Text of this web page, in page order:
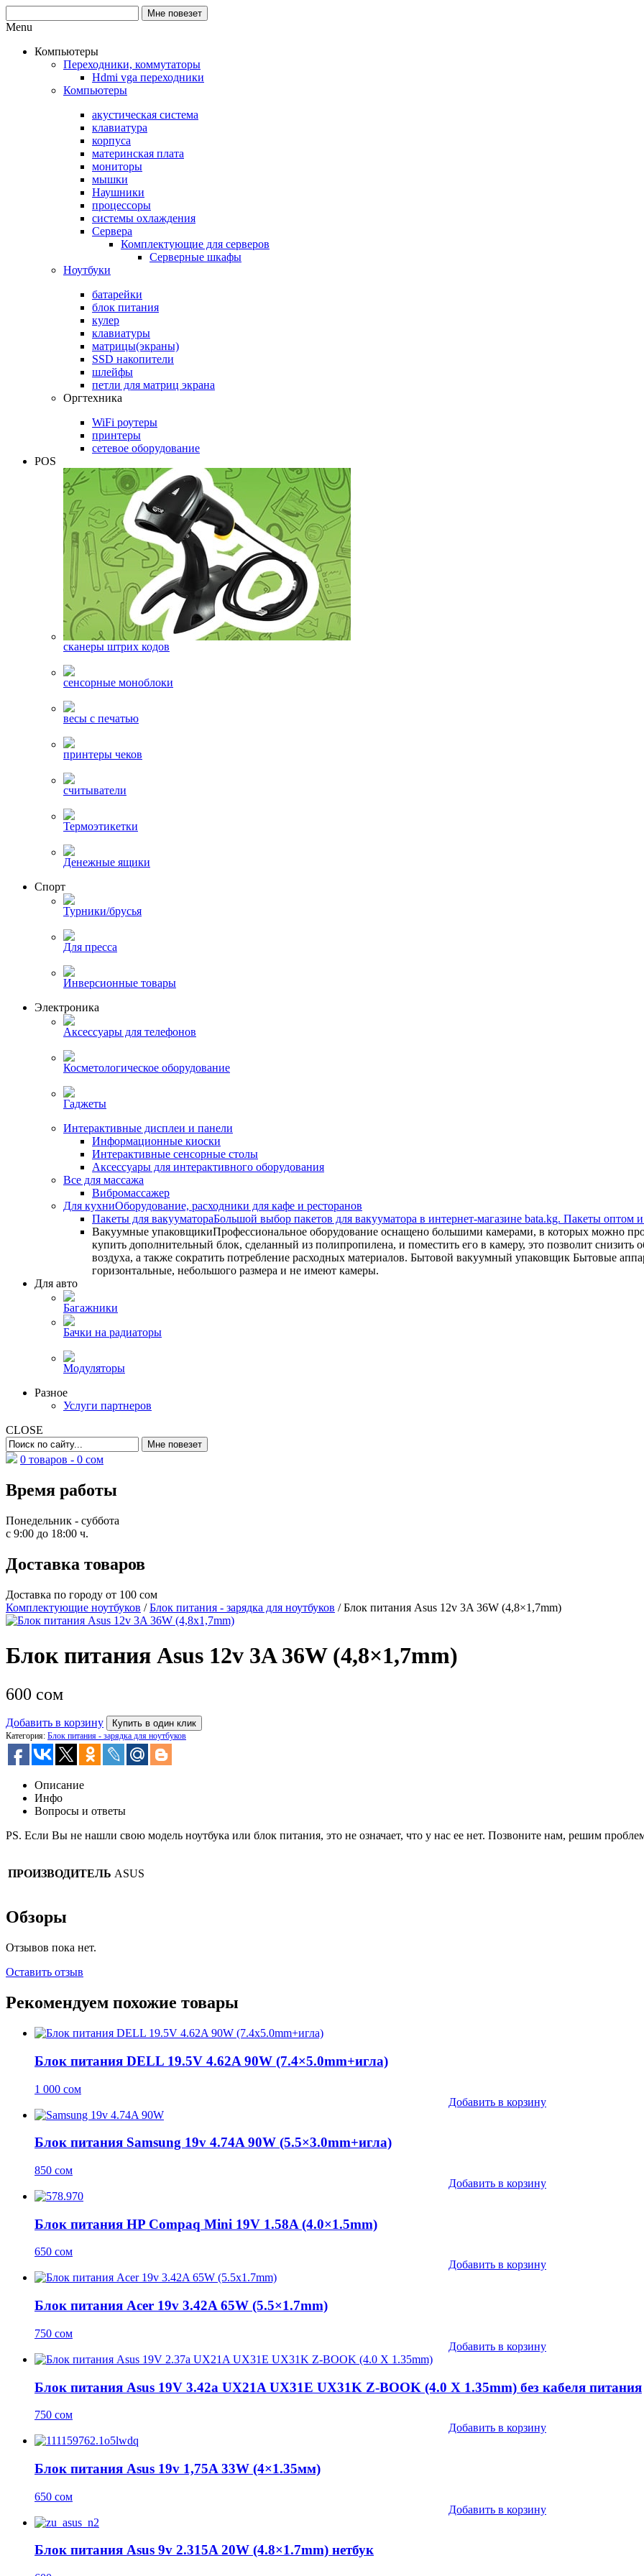
Menu
Компьютеры
Переходники, коммутаторы
Hdmi vga переходники
Компьютеры
акустическая система
клавиатура
корпуса
материнская плата
мониторы
мышки
Наушники
процессоры
системы охлаждения
Сервера
Комплектующие для серверов
Серверные шкафы
Ноутбуки
батарейки
блок питания
кулер
клавиатуры
матрицы(экраны)
SSD накопители
шлейфы
петли для матриц экрана
Оргтехника
WiFi роутеры
принтеры
сетевое оборудование
POS
сканеры штрих кодов
сенсорные моноблоки
весы с печатью
принтеры чеков
считыватели
Термоэтикетки
Денежные ящики
Спорт
Турники/брусья
Для пресса
Инверсионные товары
Электроника
Аксессуары для телефонов
Косметологическое оборудование
Гаджеты
Интерактивные дисплеи и панели
Информационные киоски
Интерактивные сенсорные столы
Аксессуары для интерактивного оборудования
Все для массажа
Вибромассажер
Для кухниОборудование, расходники для кафе и ресторанов
Пакеты для вакууматораБольшой выбор пакетов для вакууматора в интернет-магазине bata.kg. Пакеты оптом
Вакуумные упаковщикиПрофессиональное оборудование оснащено большими камерами, в которых можно
купить дополнительный блок, сделанный из полипропилена, и поместить его в камеру, это позволит снизить
воздуха, а также сократить потребление расходных материалов. Бытовой вакуумный упаковщик Бытовые
горизонтальные, небольшого размера и не имеют камеры.
Для авто
Багажники
Бачки на радиаторы
Модуляторы
Разное
Услуги партнеров
CLOSE
0 товаров - 0 сом
Время работы
Понедельник - суббота
с 9:00 до 18:00 ч.
Доставка товаров
Доставка по городу от 100 сом
Комплектующие ноутбуков /Блок питания - зарядка для ноутбуков / Блок питания Asus 12v 3A 36W (4,8×1,7mm)
Блок питания Asus 12v 3A 36W (4,8×1,7mm)
600 сом
Добавить в корзину Купить в один клик
Категория: Блок питания - зарядка для ноутбуков
Описание
Инфо
Вопросы и ответы
PS. Если Вы не нашли свою модель ноутбука или блок питания, это не означает, что у нас ее нет. Позвоните нам, решим
ПРОИЗВОДИТЕЛЬ ASUS
Обзоры
Отзывов пока нет.
Оставить отзыв
Рекомендуем похожие товары
Блок питания DELL 19.5V 4.62A 90W (7.4×5.0mm+игла)
1 000 сом
Добавить в корзину
Блок питания Samsung 19v 4.74A 90W (5.5×3.0mm+игла)
850 сом
Добавить в корзину
Блок питания HP Compaq Mini 19V 1.58A (4.0×1.5mm)
650 сом
Добавить в корзину
Блок питания Acer 19v 3.42A 65W (5.5×1.7mm)
750 сом
Добавить в корзину
Блок питания Asus 19V 3.42a UX21A UX31E UX31K Z-BOOK (4.0 X 1.35mm) без кабеля питания
750 сом
Добавить в корзину
Блок питания Asus 19v 1,75A 33W (4×1.35мм)
650 сом
Добавить в корзину
Блок питания Asus 9v 2.315A 20W (4.8×1.7mm) нетбук